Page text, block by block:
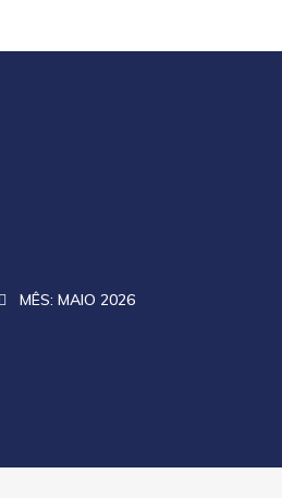
MÊS: MAIO 2026